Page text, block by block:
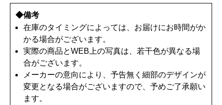
◆備考
在庫のタイミングによっては、お届けにお時間がか
かる場合がございます。
実際の商品とWEB上の写真は、若干色が異なる場
合がございます。
メーカーの意向により、予告無く細部のデザインが
変更となる場合がございますので、予めご了承願い
ます。